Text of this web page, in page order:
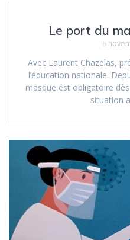
Le port du
6
Avec Laurent Chazelas,
l’éducation nationale.
masque est obligatoire
situation